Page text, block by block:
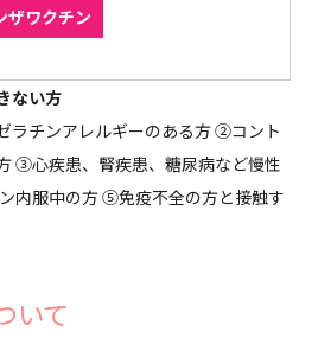
ない方
ラチンアレルギーのある方 ②コント
③心疾患、腎疾患、糖尿病など慢性
内服中の方 ⑤免疫不全の方と接触す
いて